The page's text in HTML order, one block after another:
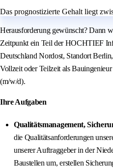
Das prognostizierte Gehalt liegt
Herausforderung gewünscht? Dann
Zeitpunkt ein Teil der HOCHTIEF
Deutschland Nordost, Standort
Vollzeit oder Teilzeit als
(m/w/d).
Ihre Aufgaben
Qualitätsmanagement,
die Qualitätsanforderungen
unserer Auftraggeber in der
Baustellen um, erstellen